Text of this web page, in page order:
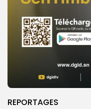
REPORTAGES